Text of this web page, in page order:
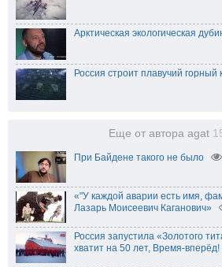
Арктическая экологическая
Россия строит плавучий горный
Еще от автора agat
При Байдене такого не было
«"У каждой аварии есть имя,
Лазарь Моисеевич Каганович»
Россия запустила «Золотого
хватит на 50 лет, Время-